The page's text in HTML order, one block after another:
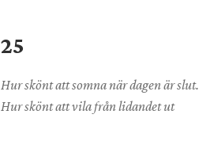
25
Hur skönt att somna när dagen är slut.
Hur skönt att vila från lidandet ut